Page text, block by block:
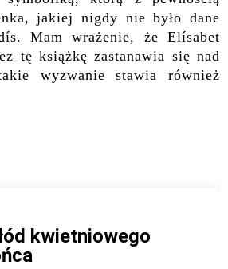
jakiej nigdy nie było dane
Mam wrażenie, że Elísabet
tę książkę zastanawia się nad
wyzwanie stawia również